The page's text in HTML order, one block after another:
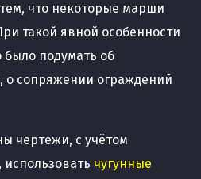
что некоторые марши
такой явной особенности
подумать об
о сопряжении ограждений
чертежи, с учётом
чугунные